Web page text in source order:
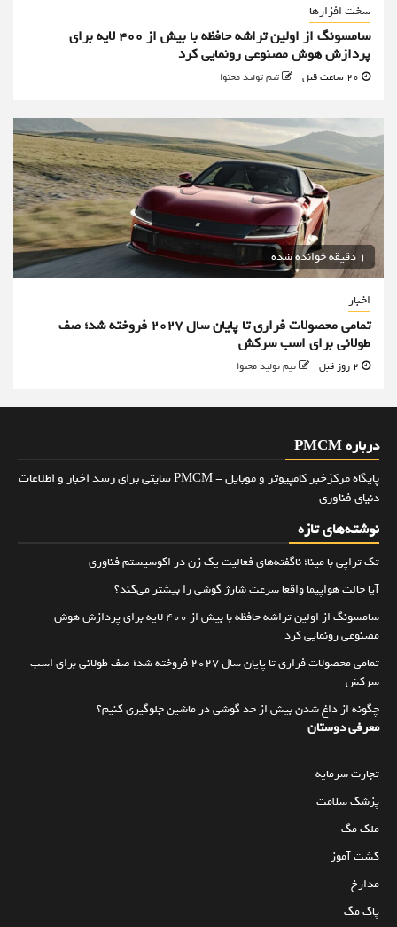
سخت افزارها
سامسونگ از اولین تراشه حافظه با بیش از ۴۰۰ لایه برای
پردازش هوش مصنوعی رونمایی کرد
تیم تولید محتوا
1 دقیقه خوانده شده
اخبار
تمامی محصولات فراری تا پایان سال ۲۰۲۷ فروخته شد؛ صف
طولانی برای اسب سرکش
تیم تولید محتوا
درباره PMCM
پایگاه مرکزخبر کامپیوتر و موبایل - PMCM سایتی برای رسد اخبار و اطلاعات
دنیای فناوری
نوشته‌های تازه
تک تراپی با مینا؛ ناگفته‌های فعالیت یک زن در اکوسیستم فناوری
آیا حالت هواپیما واقعا سرعت شارژ گوشی را بیشتر می‌کند؟
سامسونگ از اولین تراشه حافظه با بیش از ۴۰۰ لایه برای پردازش هوش
مصنوعی رونمایی کرد
تمامی محصولات فراری تا پایان سال ۲۰۲۷ فروخته شد؛ صف طولانی برای اسب
سرکش
چگونه از داغ شدن بیش از حد گوشی در ماشین جلوگیری کنیم؟
معرفی دوستان
تجارت سرمایه
پزشک سلامت
ملک مگ
کشت آموز
مدارخ
پاک مگ